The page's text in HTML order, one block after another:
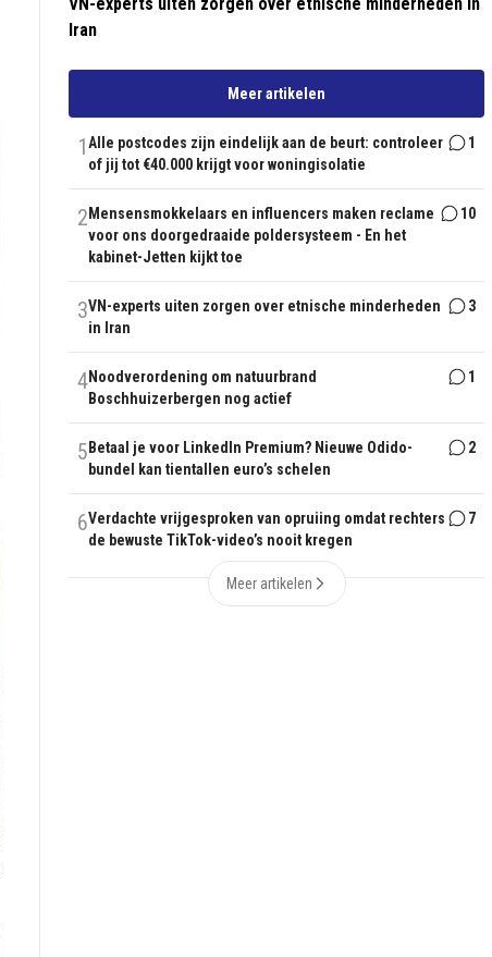
Iran
Meer artikelen
1Alle postcodes zijn eindelijk aan de beurt: controleer
of jij tot €40.000 krijgt voor woningisolatie
1
2 Mensensmokkelaars en influencers maken reclame
voor ons doorgedraaide poldersysteem - En het
kabinet-Jetten kijkt toe
10
3VN-experts uiten zorgen over etnische minderheden
in Iran
3
4Noodverordening om natuurbrand
Boschhuizerbergen nog actief
1
5 Betaal je voor LinkedIn Premium? Nieuwe Odido-
bundel kan tientallen euro’s schelen
2
6Verdachte vrijgesproken van opruiing omdat rechters
de bewuste TikTok-video’s nooit kregen
7
Meer artikelen